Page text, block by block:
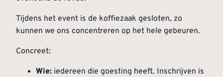
Tijdens het event is de koffiezaak gesloten, zo
kunnen we ons concentreren op het hele gebeuren.
Concreet:
Wie: iedereen die goesting heeft. Inschrijven is